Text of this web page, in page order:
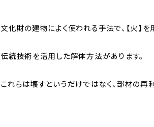
文化財の建物によく使われる手法で、【火】を
伝統技術を活用した解体方法があります。
これらは壊すというだけではなく、部材の